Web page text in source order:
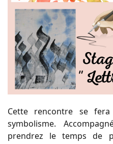
Cette rencontre se
symbolisme.
prendrez le temps de